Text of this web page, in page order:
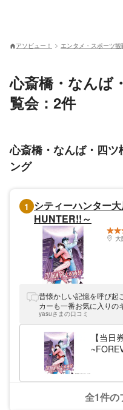
アソビュー！ エンタメ・スポーツ観
心斎橋・なんば
覧会：2件
心斎橋・なんば・四
ング
1 シティーハンター
HUNTER!!～
大
昔懐かしい記憶を呼び起
カーも一番お気に入りの
yasuさまの口コミ
【当日
全1件の